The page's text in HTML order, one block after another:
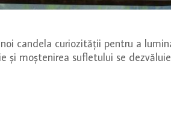
candela curiozității pentru a
și moștenirea sufletului se